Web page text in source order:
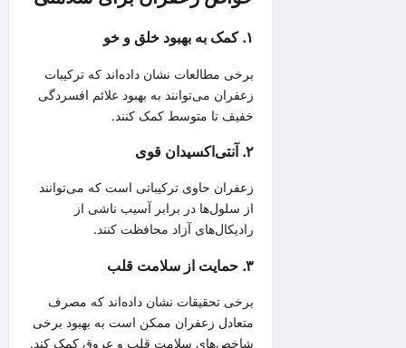
۱. کمک به بهبود خلق و خو
برخی مطالعات نشان داده‌اند که ترکیبات
زعفران می‌توانند به بهبود علائم افسردگی
خفیف تا متوسط کمک کنند.
۲. آنتی‌اکسیدان قوی
زعفران حاوی ترکیباتی است که می‌توانند
از سلول‌ها در برابر آسیب ناشی از
رادیکال‌های آزاد محافظت کنند.
۳. حمایت از سلامت قلب
برخی تحقیقات نشان داده‌اند که مصرف
متعادل زعفران ممکن است به بهبود برخی
شاخص‌های سلامت قلب و عروق کمک کند.